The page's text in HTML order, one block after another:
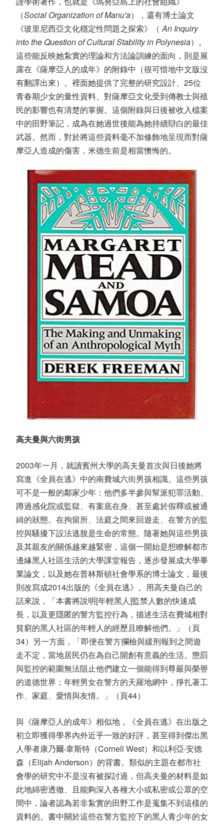
（Social Organization of Manu'a），還有博士論文
《玻里尼西亞文化穩定性問題之探索》（ An Inquiry
into the Question of Cultural Stability in Polynesia）。
這些能反映她紮實的理論和方法論訓練的面向，則是展
露在《薩摩亞人的成年》的附錄中（很可惜地中文版沒
有翻譯出來）。裡面她提供了完整的研究設計、25位
青春期少女的量性資料、對薩摩亞文化受到傳教士與殖
民的影響也有清楚的掌握。這個附錄與日後被收入檔案
中的田野筆記，成為在她過世後能為她持續辯白的最佳
武器。然而，對於將這些資料毫不加修飾地呈現而對薩
摩亞人造成的傷害，米德生前是相當懊悔的。
高夫曼與六街男孩
2003年一月，就讀賓州大學的高夫曼首次與日後她將
寫進《全員在逃》中的南費城六街男孩相識。這些男孩
可不是一般的鄰家少年：他們多半參與幫派犯罪活動、
蹲過感化院或監獄、有案底在身、甚至處於假釋或被通
緝的狀態。在拘留所、法庭之間來回遊走、在警方的監
控與騷擾下設法逃脫是生命的常態。隨著她與這些男孩
及其親友的關係越來越緊密，這個一開始是想瞭解都市
邊緣黑人社區生活的大學課堂報告，逐步發展成大學畢
業論文，以及她在普林斯頓社會學系的博士論文，最後
則改寫成2014出版的《全員在逃》。用高夫曼自己的
話來說，「本書將說明[年輕黑人]監禁人數的快速成
長，以及更隱匿的警方監控行為，描述生活在費城相對
貧窮的黑人社區的年輕人的經歷且瞭解他們。」（頁
34）另一方面，「即便在警方攔檢與緩刑報到之間遊
走不定，當地居民仍在為自己開創有意義的生活。懲罰
與監控的範圍無法阻止他們建立一個能得到尊嚴與榮譽
的道德世界；年輕男女在警方的天羅地網中，掙扎著工
作、家庭、愛情與友情。」（頁44）
與《薩摩亞人的成年》相似地，《全員在逃》在出版之
初立即獲得學界內外近乎一致的好評，甚至得到傑出黑
人學者康乃爾‧韋斯特（Cornell West）和以利亞‧安德
森（Elijah Anderson）的背書。類似的主題在都市社
會學的研究中不是沒有被探討過，但高夫曼的材料是如
此地綿密透徹、且能夠深入各種大小或私密或公眾的空
間中，論者認為若非紮實的田野工作是蒐集不到這樣的
資料的。書中關於這些在警方監控下的黑人青少年的女